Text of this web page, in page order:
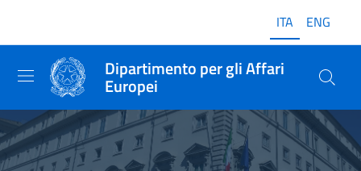
ITA ENG
Dipartimento per gli Affari
Europei